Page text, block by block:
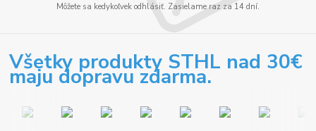
Môžete sa kedykoľvek odhlásiť. Zasielame raz za 14 dní.
Všetky produkty STHL nad 30€
maju dopravu zdarma.